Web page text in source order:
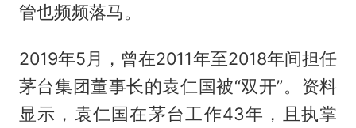
管也频频落马。
2019年5月，曾在2011年至2018年间担任
茅台集团董事长的袁仁国被“双开”。资料
显示，袁仁国在茅台工作43年，且执掌